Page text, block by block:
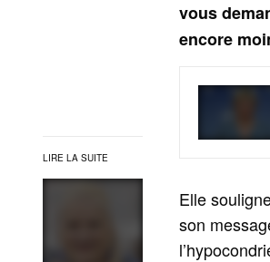
LIRE LA SUITE
vous
encore
Elle
son